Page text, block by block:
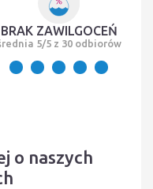
BRAK ZAWILGOCEŃ
5/5 z 30 odbiorów
o naszych